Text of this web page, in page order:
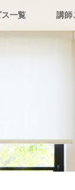
一覧 講師